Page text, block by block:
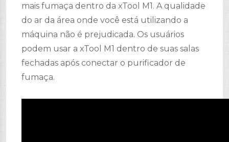
mais fumaça dentro da xTool M1. A qualidade
do ar da área onde você está utilizando a
máquina não é prejudicada. Os usuários
podem usar a xTool M1 dentro de suas salas
fechadas após conectar o purificador de
fumaça.